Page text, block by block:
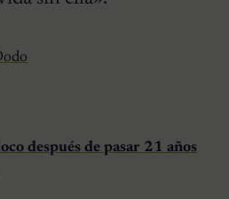
después de pasar 21 años